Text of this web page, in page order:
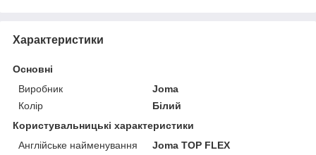
Характеристики
Основні
Виробник
Joma
Колір
Білий
Користувальницькі характеристики
Англійське найменування
Joma TOP FLEX